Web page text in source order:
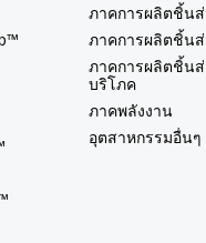
ภาคการผลิตชิ้น
ภาคการผลิตชิ้น
ภาคการผลิตชิ้น
บริโภค
ภาคพลังงาน
อุตสาหกรรมอื่นๆ